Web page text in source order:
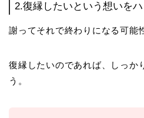
2.復縁したいという想いを
謝ってそれで終わりになる可能
復縁したいのであれば、しっか
う。